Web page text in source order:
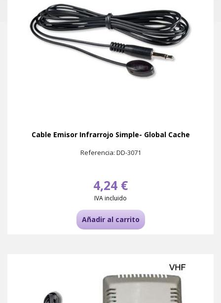
Cable Emisor Infrarrojo Simple- Global Cache
Referencia: DD-3071
4,24 €
IVA incluido
Añadir al carrito